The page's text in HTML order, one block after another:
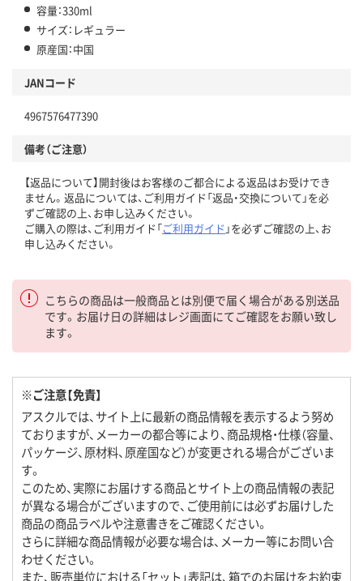
容量：330ml
サイズ：レギュラー
原産国：中国
JANコード
4967576477390
備考（ご注意）
【返品について】開封後はお客様のご都合による返品はお受けでき
ません。返品については、ご利用ガイド「返品・交換について」を必
ずご確認の上、お申し込みください。
ご購入の際は、ご利用ガイド「ご利用ガイド 」を必ずご確認の上、お
申し込みください。
こちらの商品は一般商品とは別便で届く場合がある別送品
です。お届け日の詳細はレジ画面にてご確認をお願い致し
ます。
※ご注意【免責】
アスクルでは、サイト上に最新の商品情報を表示するよう努め
ておりますが、メーカーの都合等により、商品規格・仕様（容量、
パッケージ、原材料、原産国など）が変更される場合がございま
す。
このため、実際にお届けする商品とサイト上の商品情報の表記
が異なる場合がございますので、ご使用前には必ずお届けした
商品の商品ラベルや注意書きをご確認ください。
さらに詳細な商品情報が必要な場合は、メーカー等にお問い合
わせください。
また、販売単位における「セット」表記は、箱でのお届けをお約束